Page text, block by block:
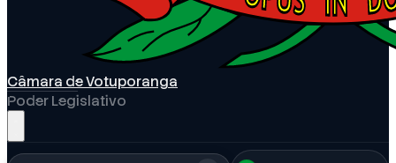
Câmara de Votuporanga
Poder Legislativo